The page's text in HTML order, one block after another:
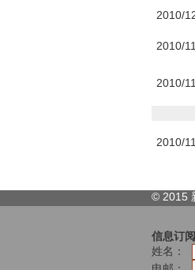
2010/
2010/
2010/
2010/
© 2015
信息订阅
姓名：